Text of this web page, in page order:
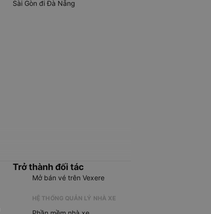
Sài Gòn đi Đà Nẵng
Trở thành đối tác
Mở bán vé trên Vexere
HỆ THỐNG QUẢN LÝ NHÀ XE